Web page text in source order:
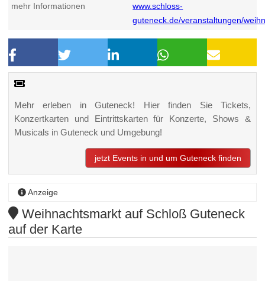
mehr Informationen
www.schloss-
guteneck.de/veranstaltungen/
Mehr erleben in Guteneck! Hier finden Sie Tickets,
Konzertkarten und Eintrittskarten für Konzerte, Shows &
Musicals in Guteneck und Umgebung!
jetzt Events in und um Guteneck finden
Anzeige
Weihnachtsmarkt auf Schloß Guteneck
auf der Karte